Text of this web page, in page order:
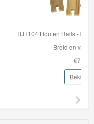
rails 8 stuks